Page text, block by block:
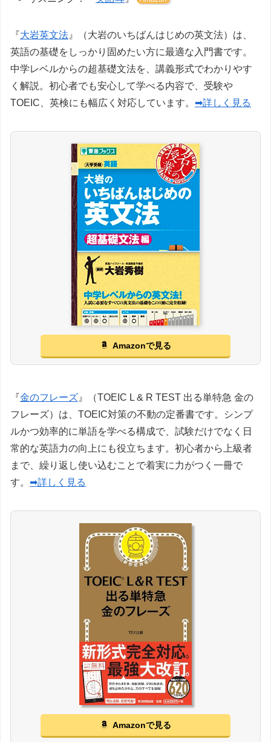
『大岩英文法 』（大岩のいちばんはじめの英文法）は、
英語の基礎をしっかり固めたい方に最適な入門書です。
中学レベルからの超基礎文法を、講義形式でわかりやす
く解説。初心者でも安心して学べる内容で、受験や
TOEIC、英検にも幅広く対応しています。 ➡詳しく見る
Amazonで見る
『金のフレーズ 』（TOEIC L & R TEST 出る単特急 金の
フレーズ）は、TOEIC対策の不動の定番書です。シンプ
ルかつ効率的に単語を学べる構成で、試験だけでなく日
常的な英語力の向上にも役立ちます。初心者から上級者
まで、繰り返し使い込むことで着実に力がつく一冊で
す。 ➡詳しく見る
Amazonで見る